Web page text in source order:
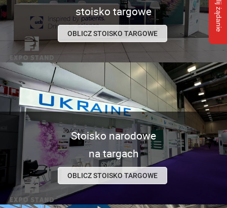
Wyślij żądanie
stoisko targowe
OBLICZ STOISKO TARGOWE
Stoisko narodowe
na targach
OBLICZ STOISKO TARGOWE